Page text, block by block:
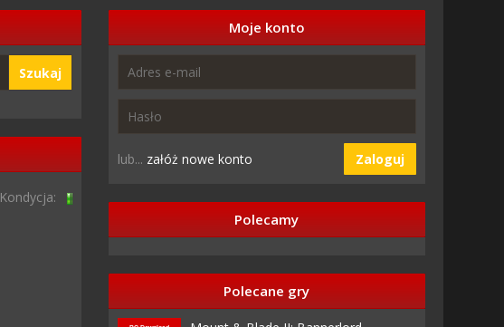
Szukaj
Kondycja:
Moje konto
lub... załóż nowe konto Zaloguj
Polecamy
Polecane gry